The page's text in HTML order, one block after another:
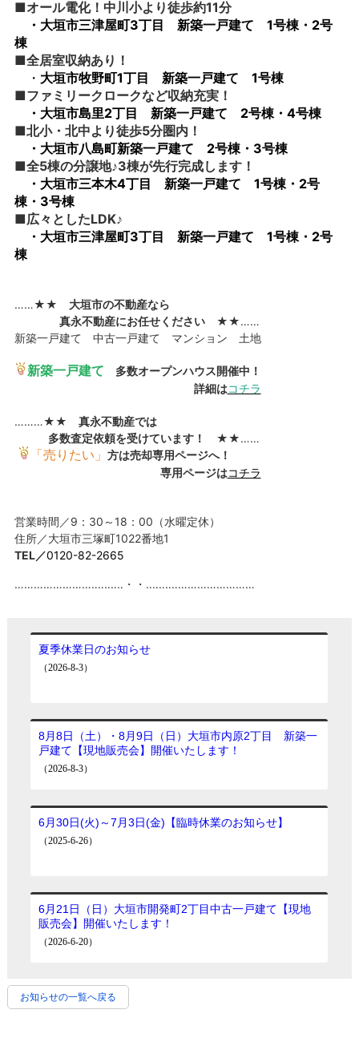
■オール電化！中川小より徒歩約11分
・ 大垣市三津屋町3丁目 新築一戸建て 1号棟・2号
棟
■全居室収納あり！
・ 大垣市牧野町1丁目 新築一戸建て 1号棟
■ファミリークロークなど収納充実！
・ 大垣市島里2丁目 新築一戸建て 2号棟・4号棟
■北小・北中より徒歩5分圏内！
・ 大垣市八島町新築一戸建て 2号棟・3号棟
■全5棟の分譲地♪3棟が先行完成します！
・ 大垣市三本木4丁目 新築一戸建て 1号棟・2号
棟・3号棟
■広々としたLDK♪
・ 大垣市三津屋町3丁目 新築一戸建て 1号棟・2号
棟
……★★ 大垣市の不動産なら
真永不動産にお任せください★★……
新築一戸建て 中古一戸建て マンション 土地
新築一戸建て
多数オープンハウス開催中！
詳細はコチラ
………★★ 真永不動産では
多数査定依頼を受けています！
★★……
「売りたい」 方は売却専用ページへ！
専用ページはコチラ
営業時間／9：30～18：00（水曜定休）
住所／大垣市三塚町1022番地1
TEL／0120-82-2665
……………………‥‥‥‥‥・・‥‥‥‥‥……………………
お知らせの一覧へ戻る